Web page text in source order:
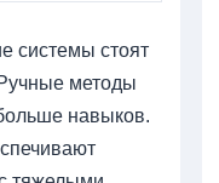
системы стоят
методы
навыков.